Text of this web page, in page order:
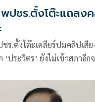
ชร.ตั้งโต๊ะแถลงค
ร.ตั้งโต๊ะเคลียร์ปมคลิปเสีย
ประวิตร’ ยังไม่เข้าสภาอีก